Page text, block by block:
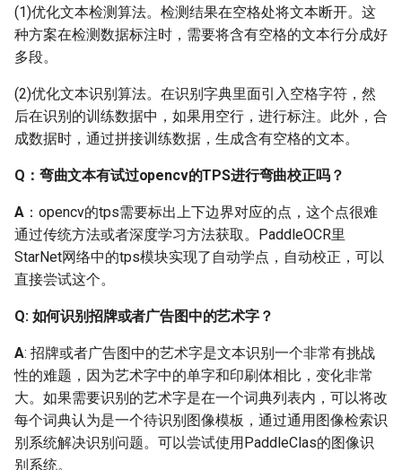
风格迁移，就像普通文本
生成程序一样默认字体直
接输出到分割的背景图？
Q: 能否修改StyleText配置
文件中的分辨率？
字体文件？
Q: StyleText批量生成图片
为什么没有输出？
据合成时，文本
StyleInput的长度，该怎么
处理与合成呢？
Q: StyleText 合成数据效果
不好？
(1)优化文本检测算法。检测结果在空格处将文本断开。这
种方案在检测数据标注时，需要将含有空格的文本行分成好
多段。
(2)优化文本识别算法。在识别字典里面引入空格字符，然
后在识别的训练数据中，如果用空行，进行标注。此外，合
成数据时，通过拼接训练数据，生成含有空格的文本。
Q：弯曲文本有试过opencv的TPS进行弯曲校正吗？
A ：opencv的tps需要标出上下边界对应的点，这个点很难
通过传统方法或者深度学习方法获取。PaddleOCR里
StarNet网络中的tps模块实现了自动学点，自动校正，可以
直接尝试这个。
Q: 如何识别招牌或者广告图中的艺术字？
A: 招牌或者广告图中的艺术字是文本识别一个非常有挑战
性的难题，因为艺术字中的单字和印刷体相比，变化非常
大。如果需要识别的艺术字是在一个词典列表内，可以将改
每个词典认为是一个待识别图像模板，通过通用图像检索识
别系统解决识别问题。可以尝试使用PaddleClas的图像识
别系统。